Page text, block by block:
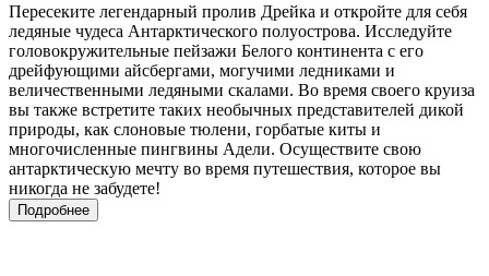
Пересеките легендарный пролив Дрейка и откройте для себя
ледяные чудеса Антарктического полуострова. Исследуйте
головокружительные пейзажи Белого континента с его
дрейфующими айсбергами, могучими ледниками и
величественными ледяными скалами. Во время своего круиза
вы также встретите таких необычных представителей дикой
природы, как слоновые тюлени, горбатые киты и
многочисленные пингвины Адели. Осуществите свою
антарктическую мечту во время путешествия, которое вы
никогда не забудете!
Подробнее